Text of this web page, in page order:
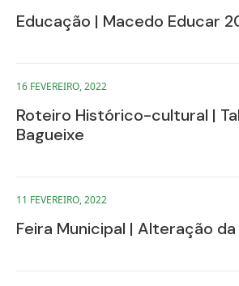
Educação | Macedo Educar
Roteiro Histórico-cultural |
Bagueixe
16 FEVEREIRO, 2022
Feira Municipal | Alteração
11 FEVEREIRO, 2022